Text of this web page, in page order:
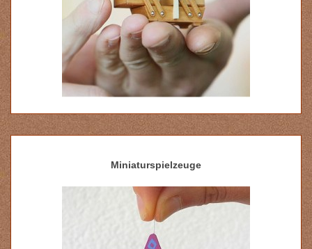
Miniaturspielzeuge